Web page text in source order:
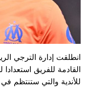
انطلقت إدارة الترجي
القادمة للفريق
للأندية والتي ستنتظم في